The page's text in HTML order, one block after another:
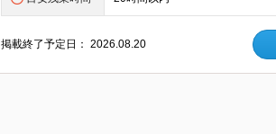
掲載終了予定日：2026.08.20